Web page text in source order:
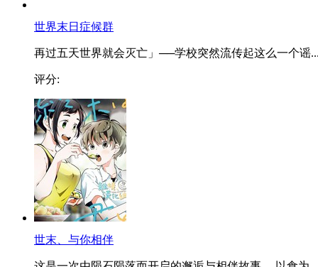
世界末日症候群
再过五天世界就会灭亡」──学校突然流传起这么一个谣
评分:
世末、与你相伴